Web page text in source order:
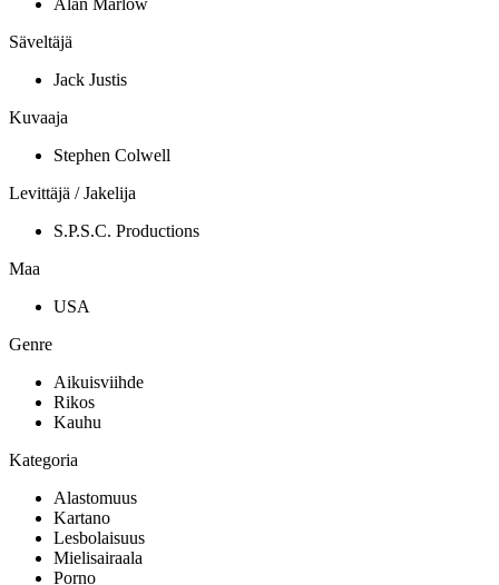
Alan Marlow
Säveltäjä
Jack Justis
Kuvaaja
Stephen Colwell
Levittäjä / Jakelija
S.P.S.C. Productions
Maa
USA
Genre
Aikuisviihde
Rikos
Kauhu
Kategoria
Alastomuus
Kartano
Lesbolaisuus
Mielisairaala
Porno